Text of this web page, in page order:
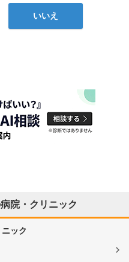
いいえ
院・クリニック
ック